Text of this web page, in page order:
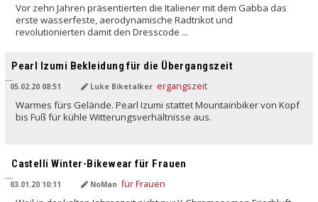
Vor zehn Jahren präsentierten die Italiener mit dem Gabba das
erste wasserfeste, aerodynamische Radtrikot und
revolutionierten damit den Dresscode ...
Pearl Izumi Bekleidung für die Übergangszeit
05.02.20 08:51 Luke Biketalker
Warmes fürs Gelände. Pearl Izumi stattet Mountainbiker von Kopf
bis Fuß für kühle Witterungsverhältnisse aus.
Castelli Winter-Bikewear für Frauen
03.01.20 10:11 NoMan